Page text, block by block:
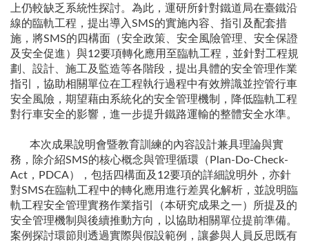
上仍較缺乏系統性探討。為此，運研所針對鐵道局在臺鐵沿
線的臨軌工程，提出導入SMS的實施內容、指引及配套措
施，將SMS的四構面（安全政策、安全風險管理、安全保證
及安全促進）與12要項轉化應用至臨軌工程，並針對工程規
劃、設計、施工及監造等各階段，提出具體的安全管理作業
指引，協助相關單位在工程執行過程中有效辨識並控管行車
安全風險，期望藉由系統化的安全管理機制，降低臨軌工程
對行車安全的影響，進一步提升鐵路運輸的整體安全水準。
本次成果說明會暨教育訓練的內容設計兼具理論與實
務，除介紹SMS的核心概念與管理循環（Plan-Do-Check-
Act，PDCA），包括四構面及12要項的詳細說明外，亦針
對SMS在臨軌工程中的轉化應用進行差異化解析，並說明臨
軌工程安全管理實務作業指引（本研究成果之一）所提及的
安全管理機制與後續推動方向，以協助相關單位提前準備。
案例探討環節則透過實際與假設範例，讓參與人員反思既有